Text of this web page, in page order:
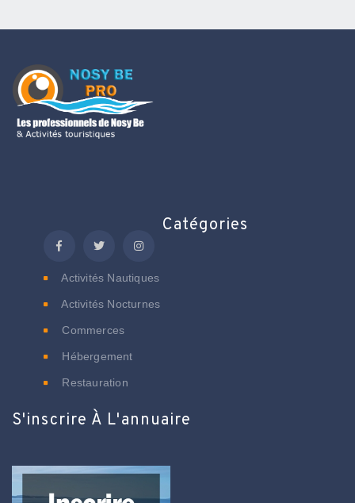
Catégories
Activités Nautiques
Activités Nocturnes
Commerces
Hébergement
Restauration
S'inscrire À L'annuaire